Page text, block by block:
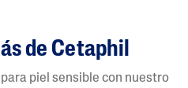
de Cetaphil
piel sensible con nuestro